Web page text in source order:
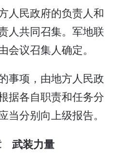
人民政府的负责人和
人共同召集。军地联
会议召集人确定。
事项，由地方人民政
据各自职责和任务分
当分别向上级报告。
武装力量